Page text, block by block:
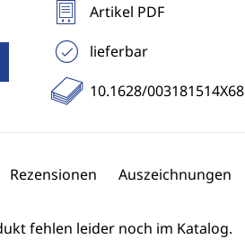
Artikel PDF
lieferbar
10.1628/
Rezensionen Auszeichnungen
fehlen leider noch im Katalog.